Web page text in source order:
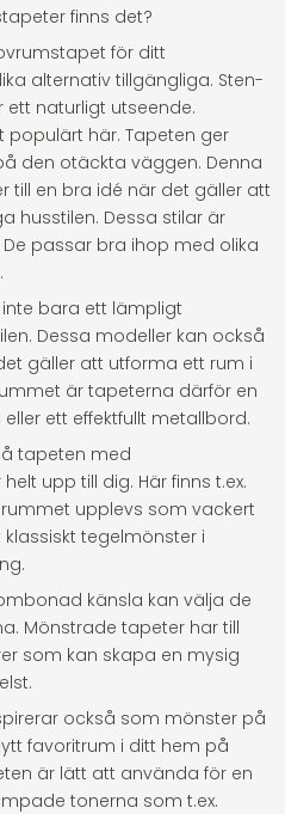
finns det?
för ditt
alternativ tillgängliga. Sten-
ett naturligt utseende.
populärt här. Tapeten ger
den otäckta väggen. Denna
till en bra idé när det gäller att
husstilen. Dessa stilar är
passar bra ihop med olika
bara ett lämpligt
Dessa modeller kan också
gäller att utforma ett rum i
är tapeterna därför en
ett effektfullt metallbord.
tapeten med
upp till dig. Här finns t.ex.
upplevs som vackert
tegelmönster i
känsla kan välja de
Mönstrade tapeter har till
som kan skapa en mysig
också som mönster på
favoritrum i ditt hem på
är lätt att använda för en
tonerna som t.ex.